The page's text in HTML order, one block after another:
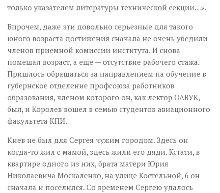
только указателем литературы технической секции…».
Впрочем, даже эти довольно серьезные для такого
юного возраста достижения сначала не очень убедили
членов приемной комиссии института. И снова
помешал возраст, а еще — отсутствие рабочего стажа.
Пришлось обращаться за направлением на обучение в
губернское отделение профсоюза работников
образования, членом которого он, как лектор ОАВУК,
был, и Королев вошел в семью студентов авиационного
факультета КПИ.
Киев не был для Сергея чужим городом. Здесь он
когда-то жил с мамой, здесь жили его дяди. Кстати, в
квартире одного из них, брата матери Юрия
Николаевича Москаленко, на улице Костельной, 6 он
сначала и поселился. Со временем Сергею удалось